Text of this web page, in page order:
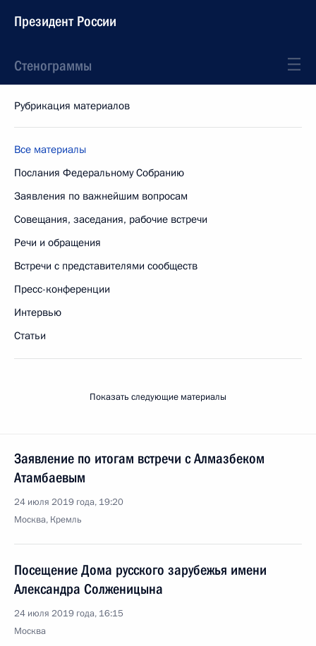
Президент России
Стенограммы
Рубрикация материалов
Все материалы
Послания Федеральному Собранию
Заявления по важнейшим вопросам
Совещания, заседания, рабочие встречи
Речи и обращения
Встречи с представителями сообществ
Пресс-конференции
Интервью
Статьи
Показать следующие материалы
Заявление по итогам встречи с Алмазбеком
Атамбаевым
24 июля 2019 года, 19:20
Москва, Кремль
Посещение Дома русского зарубежья имени
Александра Солженицына
24 июля 2019 года, 16:15
Москва